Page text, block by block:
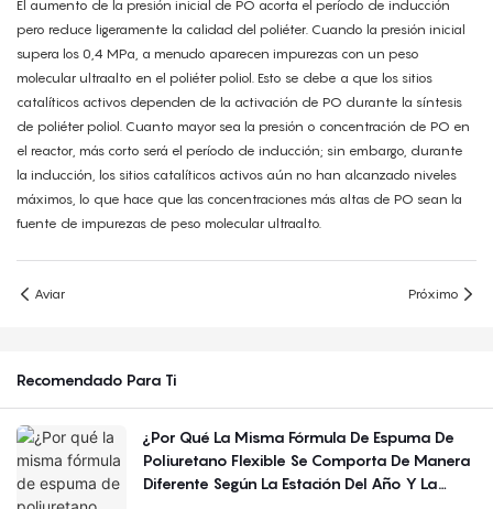
El aumento de la presión inicial de PO acorta el período de inducción
pero reduce ligeramente la calidad del poliéter. Cuando la presión inicial
supera los 0,4 MPa, a menudo aparecen impurezas con un peso
molecular ultraalto en el poliéter poliol. Esto se debe a que los sitios
catalíticos activos dependen de la activación de PO durante la síntesis
de poliéter poliol. Cuanto mayor sea la presión o concentración de PO en
el reactor, más corto será el período de inducción; sin embargo, durante
la inducción, los sitios catalíticos activos aún no han alcanzado niveles
máximos, lo que hace que las concentraciones más altas de PO sean la
fuente de impurezas de peso molecular ultraalto.
Aviar Próximo
Recomendado Para Ti
¿Por Qué La Misma Fórmula De Espuma De
Poliuretano Flexible Se Comporta De Manera
Diferente Según La Estación Del Año Y La